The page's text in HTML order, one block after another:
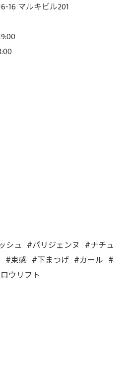
16 マルキビル201
シュ #パリジェンヌ #ナチュ
#束感 #下まつげ #カール #
ウリフト